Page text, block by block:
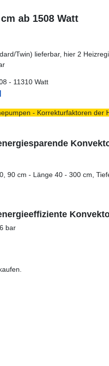
ab 1508 Watt
Twin) lieferbar, hier 2
- 11310 Watt
- Korrekturfaktoren der
90 cm - Länge 40 - 300 cm,
bar